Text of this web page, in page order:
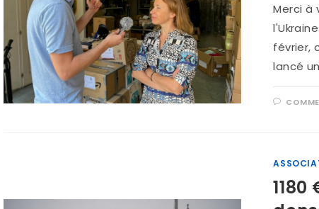
Merci à
février,
lancé